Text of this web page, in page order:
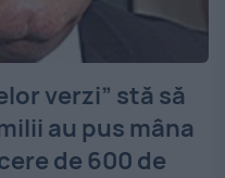
verzi” stă să
au pus mâna
de 600 de